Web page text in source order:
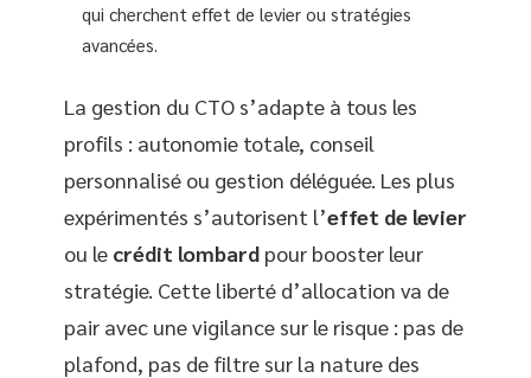
qui cherchent effet de levier ou stratégies
avancées.
La gestion du CTO s’adapte à tous les
profils : autonomie totale, conseil
personnalisé ou gestion déléguée. Les plus
expérimentés s’autorisent l’effet de levier
ou le crédit lombard pour booster leur
stratégie. Cette liberté d’allocation va de
pair avec une vigilance sur le risque : pas de
plafond, pas de filtre sur la nature des